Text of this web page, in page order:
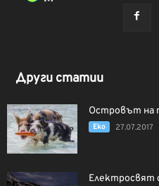
Други статии
Островът на
Еко 27.07.2017
Електросвят